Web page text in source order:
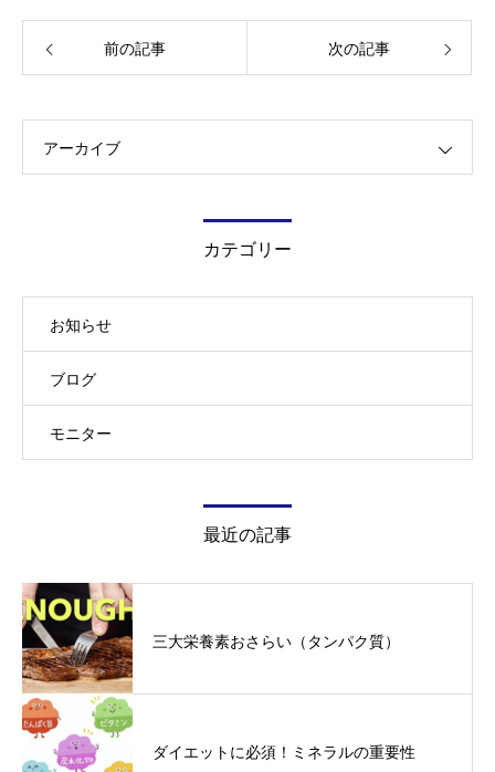
前の記事 次の記事
アーカイブ
カテゴリー
お知らせ
ブログ
モニター
最近の記事
三大栄養素おさらい（タンパク質）
ダイエットに必須！ミネラルの重要性